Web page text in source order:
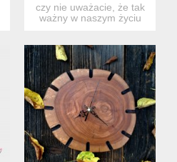
czy nie uważacie, że tak
ważny w naszym życiu